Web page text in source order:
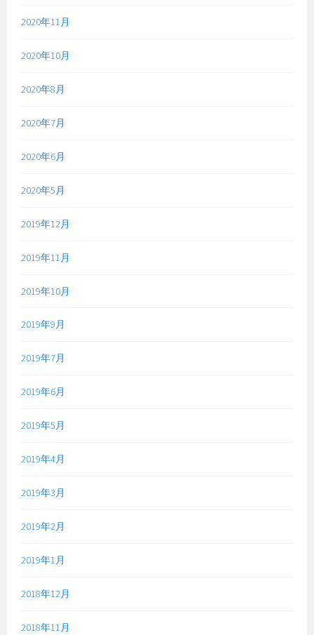
2020年11月
2020年10月
2020年8月
2020年7月
2020年6月
2020年5月
2019年12月
2019年11月
2019年10月
2019年9月
2019年7月
2019年6月
2019年5月
2019年4月
2019年3月
2019年2月
2019年1月
2018年12月
2018年11月